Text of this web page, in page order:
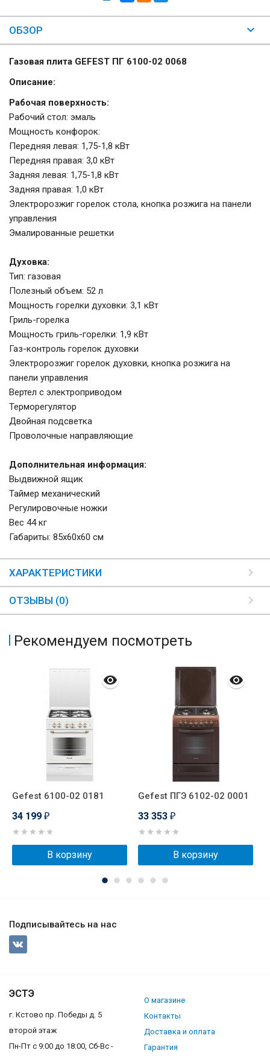
ОБЗОР
Газовая плита GEFEST ПГ 6100-02 0068
Описание:
Рабочая поверхность:
Рабочий стол: эмаль
Мощность конфорок:
Передняя левая: 1,75-1,8 кВт
Передняя правая: 3,0 кВт
Задняя левая: 1,75-1,8 кВт
Задняя правая: 1,0 кВт
Электророзжиг горелок стола, кнопка розжига на панели
управления
Эмалированные решетки
Духовка:
Тип: газовая
Полезный объем: 52 л
Мощность горелки духовки: 3,1 кВт
Гриль-горелка
Мощность гриль-горелки: 1,9 кВт
Газ-контроль горелок духовки
Электророзжиг горелок духовки, кнопка розжига на
панели управления
Вертел с электроприводом
Терморегулятор
Двойная подсветка
Проволочные направляющие
Дополнительная информация:
Выдвижной ящик
Таймер механический
Регулировочные ножки
Вес 44 кг
Габариты: 85х60х60 см
ХАРАКТЕРИСТИКИ
ОТЗЫВЫ (0)
Рекомендуем посмотреть
Gefest 6100-02 0181
34 199 ₽
В корзину
Gefest ПГЭ 6102-02 0001
33 353 ₽
В корзину
Подписывайтесь на нас
ЭСТЭ
г. Кстово пр. Победы д. 5
второй этаж
Пн-Пт с 9:00 до 18:00, Сб-Вс -
О магазине
Контакты
Доставка и оплата
Гарантия